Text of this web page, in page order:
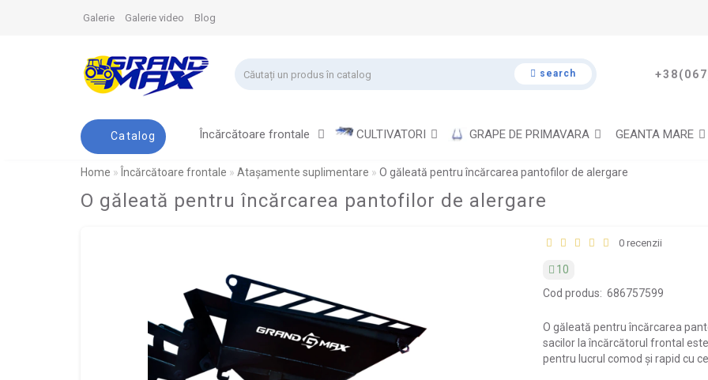
Galerie Galerie video Blog
search
Catalog Încărcătoare frontale CULTIVATORI GRAPE DE PRIMAVARA GEANTA MARE
Home Încărcătoare frontale Atașamente suplimentare O găleată pentru încărcarea pantofilor de alergare
O găleată pentru încărcarea pantofilor de alergare
0 recenzii
10
Cod produs: 686757599
O găleată pentru încărcarea
sacilor la încărcătorul frontal
pentru lucrul comod și rapid cu